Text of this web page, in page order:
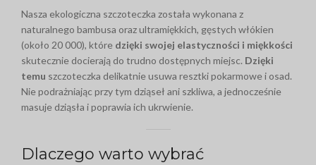
Nasza ekologiczna szczoteczka została wykonana z
naturalnego bambusa oraz ultramiękkich, gęstych włókien
(około 20 000), które dzięki swojej elastyczności i miękkości
skutecznie docierają do trudno dostępnych miejsc. Dzięki
temu szczoteczka delikatnie usuwa resztki pokarmowe i osad.
Nie podrażniając przy tym dziąseł ani szkliwa, a jednocześnie
masuje dziąsła i poprawia ich ukrwienie.
Dlaczego warto wybrać